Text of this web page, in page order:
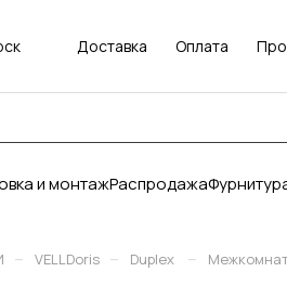
Доставка Оплата
и монтажРаспродажа
– VELLDoris – Duplex –